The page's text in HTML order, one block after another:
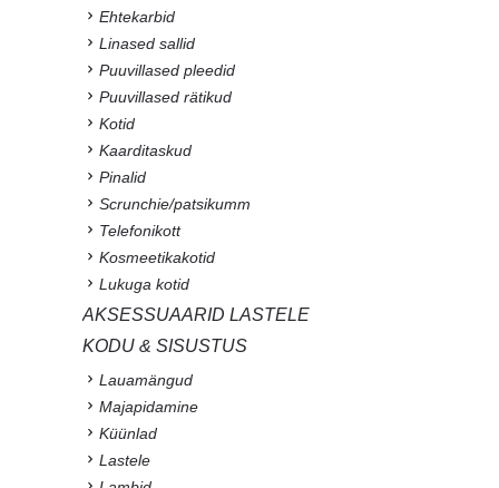
Ehtekarbid
Linased sallid
Puuvillased pleedid
Puuvillased rätikud
Kotid
Kaarditaskud
Pinalid
Scrunchie/patsikumm
Telefonikott
Kosmeetikakotid
Lukuga kotid
AKSESSUAARID LASTELE
KODU & SISUSTUS
Lauamängud
Majapidamine
Küünlad
Lastele